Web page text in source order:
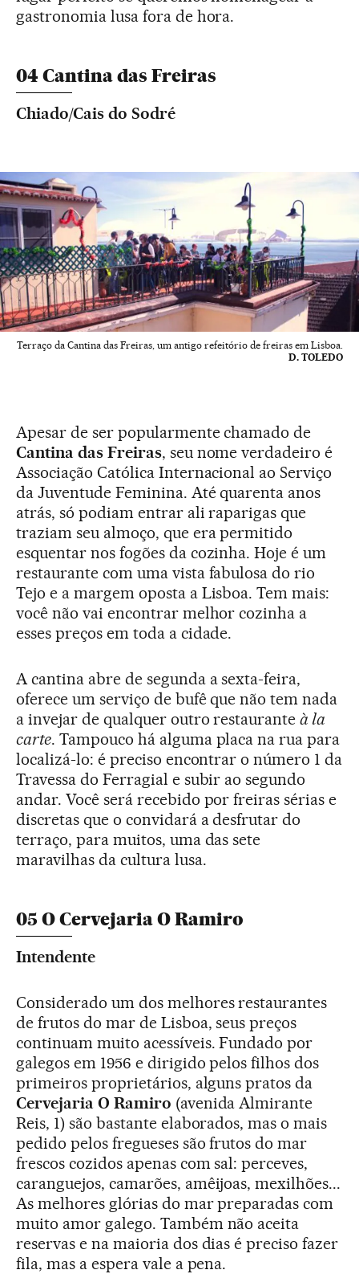
gastronomia lusa fora de hora.
04 Cantina das Freiras
Chiado/Cais do Sodré
Terraço da Cantina das Freiras, um antigo refeitório de freiras em Lisboa.
D. TOLEDO
Apesar de ser popularmente chamado de
Cantina das Freiras, seu nome verdadeiro é
Associação Católica Internacional ao Serviço
da Juventude Feminina. Até quarenta anos
atrás, só podiam entrar ali raparigas que
traziam seu almoço, que era permitido
esquentar nos fogões da cozinha. Hoje é um
restaurante com uma vista fabulosa do rio
Tejo e a margem oposta a Lisboa. Tem mais:
você não vai encontrar melhor cozinha a
esses preços em toda a cidade.
A cantina abre de segunda a sexta-feira,
oferece um serviço de bufê que não tem nada
a invejar de qualquer outro restauranteà la
carte. Tampouco há alguma placa na rua para
localizá-lo: é preciso encontrar o número 1 da
Travessa do Ferragial e subir ao segundo
andar. Você será recebido por freiras sérias e
discretas que o convidará a desfrutar do
terraço, para muitos, uma das sete
maravilhas da cultura lusa.
05 O Cervejaria O Ramiro
Intendente
Considerado um dos melhores restaurantes
de frutos do mar de Lisboa, seus preços
continuam muito acessíveis. Fundado por
galegos em 1956 e dirigido pelos filhos dos
primeiros proprietários, alguns pratos da
Cervejaria O Ramiro (avenida Almirante
Reis, 1) são bastante elaborados, mas o mais
pedido pelos fregueses são frutos do mar
frescos cozidos apenas com sal: perceves,
caranguejos, camarões, amêijoas, mexilhões...
As melhores glórias do mar preparadas com
muito amor galego. Também não aceita
reservas e na maioria dos dias é preciso fazer
fila, mas a espera vale a pena.